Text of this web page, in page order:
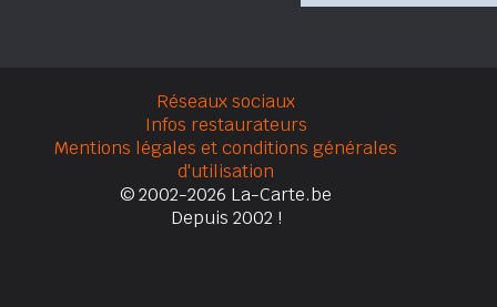
Réseaux sociaux
Infos restaurateurs
Mentions légales et conditions générales
d'utilisation
© 2002-2026 La-Carte.be
Depuis 2002 !